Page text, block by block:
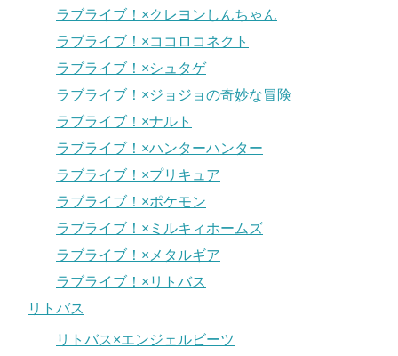
ラブライブ！×クレヨンしんちゃん
ラブライブ！×ココロコネクト
ラブライブ！×シュタゲ
ラブライブ！×ジョジョの奇妙な冒険
ラブライブ！×ナルト
ラブライブ！×ハンターハンター
ラブライブ！×プリキュア
ラブライブ！×ポケモン
ラブライブ！×ミルキィホームズ
ラブライブ！×メタルギア
ラブライブ！×リトバス
リトバス
リトバス×エンジェルビーツ